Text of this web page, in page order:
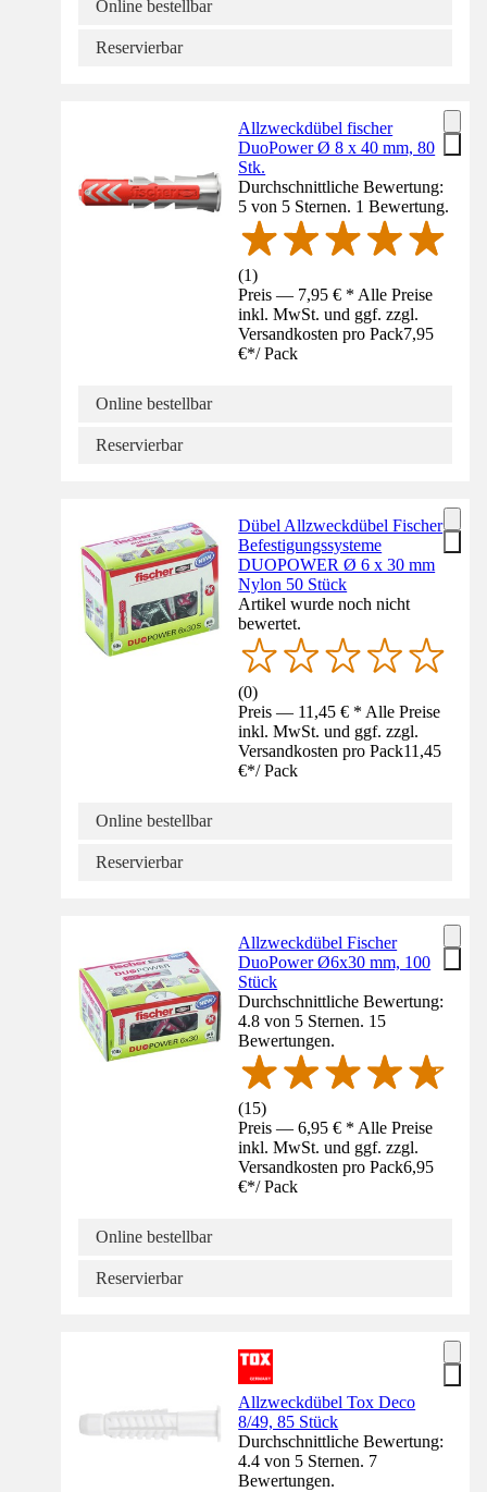
Online bestellbar
Reservierbar
Allzweckdübel fischer
DuoPower Ø 8 x 40 mm, 80
Stk.
Durchschnittliche Bewertung:
5 von 5 Sternen. 1 Bewertung.
(1)
Preis — 7,95 € * Alle Preise
inkl. MwSt. und ggf. zzgl.
Versandkosten pro Pack7,95
€*/ Pack
Online bestellbar
Reservierbar
Dübel Allzweckdübel Fischer
Befestigungssysteme
DUOPOWER Ø 6 x 30 mm
Nylon 50 Stück
Artikel wurde noch nicht
bewertet.
(0)
Preis — 11,45 € * Alle Preise
inkl. MwSt. und ggf. zzgl.
Versandkosten pro Pack11,45
€*/ Pack
Online bestellbar
Reservierbar
Allzweckdübel Fischer
DuoPower Ø6x30 mm, 100
Stück
Durchschnittliche Bewertung:
4.8 von 5 Sternen. 15
Bewertungen.
(15)
Preis — 6,95 € * Alle Preise
inkl. MwSt. und ggf. zzgl.
Versandkosten pro Pack6,95
€*/ Pack
Online bestellbar
Reservierbar
Allzweckdübel Tox Deco
8/49, 85 Stück
Durchschnittliche Bewertung:
4.4 von 5 Sternen. 7
Bewertungen.